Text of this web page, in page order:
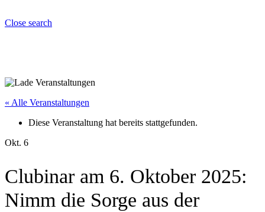
Close search
« Alle Veranstaltungen
Diese Veranstaltung hat bereits stattgefunden.
Okt. 6
Clubinar am 6. Oktober 2025:
Nimm die Sorge aus der